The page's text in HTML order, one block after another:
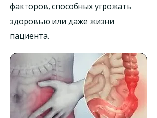
факторов, способных угрожать
здоровью или даже жизни
пациента.